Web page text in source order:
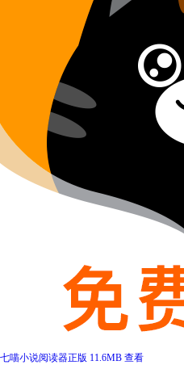
七喵小说阅读器正版 11.6MB 查看